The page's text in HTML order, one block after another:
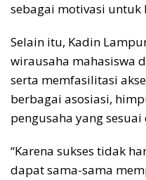
sebagai motivasi untuk
Selain itu, Kadin
wirausaha mahasiswa
serta memfasilitasi
berbagai asosiasi,
pengusaha yang
“Karena sukses tidak
dapat sama-sama